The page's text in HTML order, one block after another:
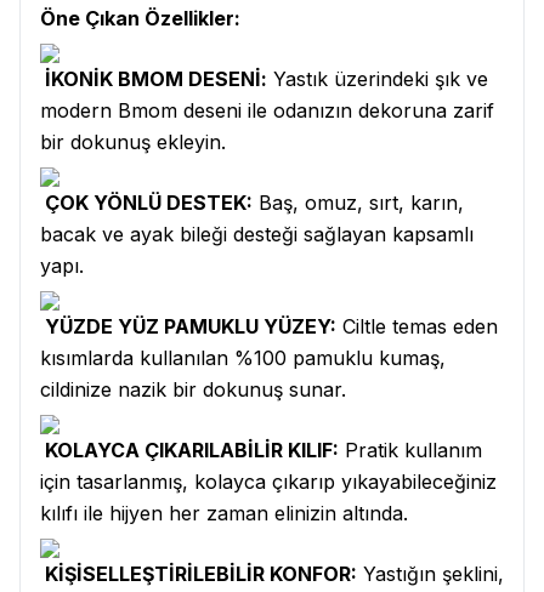
Öne Çıkan Özellikler:
İKONİK BMOM DESENİ: Yastık üzerindeki şık ve
modern Bmom deseni ile odanızın dekoruna zarif
bir dokunuş ekleyin.
ÇOK YÖNLÜ DESTEK: Baş, omuz, sırt, karın,
bacak ve ayak bileği desteği sağlayan kapsamlı
yapı.
YÜZDE YÜZ PAMUKLU YÜZEY: Ciltle temas eden
kısımlarda kullanılan %100 pamuklu kumaş,
cildinize nazik bir dokunuş sunar.
KOLAYCA ÇIKARILABİLİR KILIF: Pratik kullanım
için tasarlanmış, kolayca çıkarıp yıkayabileceğiniz
kılıfı ile hijyen her zaman elinizin altında.
KİŞİSELLEŞTİRİLEBİLİR KONFOR: Yastığın şeklini,